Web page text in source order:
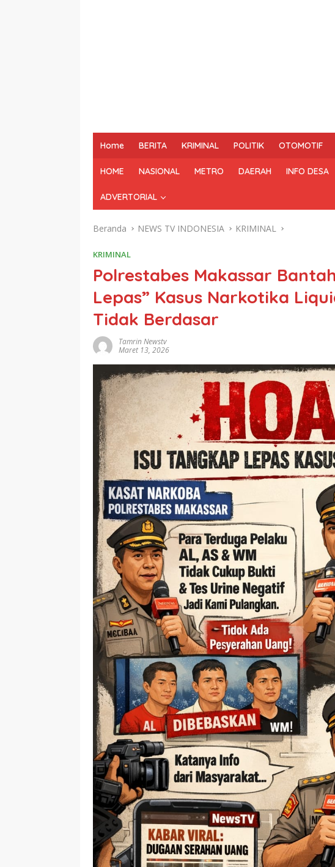
Home BERITA KRIMINAL POLITIK OTOMOTIF
HOME NASIONAL METRO DAERAH INFO DESA
ADVERTORIAL
Beranda NEWS TV INDONESIA KRIMINAL
KRIMINAL
Polrestabes Makassar
Lepas” Kasus Narkotika
Tidak Berdasar
Tamrin Newstv
Maret 13, 2026